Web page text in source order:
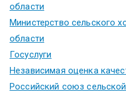
области
Министерство сельского
области
Госуслуги
Независимая оценка
Российский союз